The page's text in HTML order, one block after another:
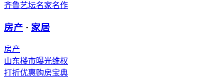
齐鲁艺坛名家名作
房产 · 家居
房产
山东楼市曝光维权
打折优惠购房宝典